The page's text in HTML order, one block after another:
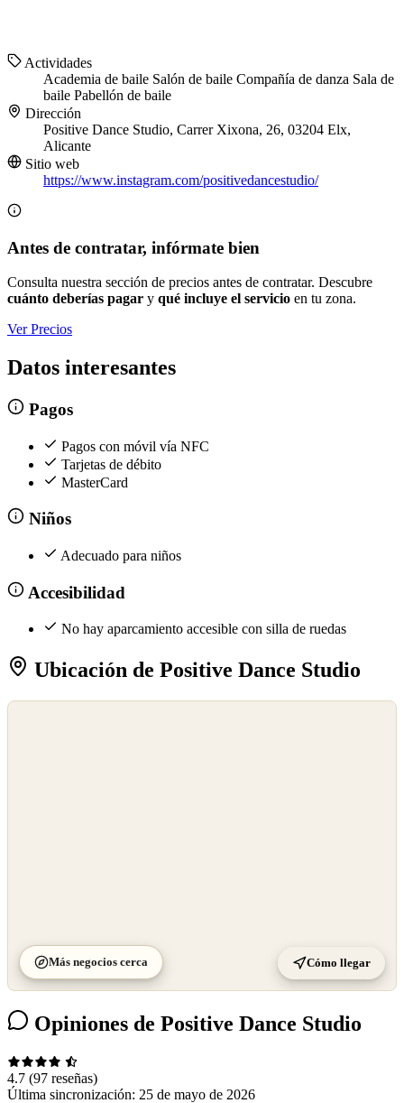
Actividades
Academia de baile Salón de baile Compañía de danza Sala de
baile Pabellón de baile
Dirección
Positive Dance Studio, Carrer Xixona, 26, 03204 Elx,
Alicante
Sitio web
https://www.instagram.com/positivedancestudio/
Antes de contratar, infórmate bien
Consulta nuestra sección de precios antes de contratar. Descubre
cuánto deberías pagar y qué incluye el servicio en tu zona.
Ver Precios
Datos interesantes
Pagos
Pagos con móvil vía NFC
Tarjetas de débito
MasterCard
Niños
Adecuado para niños
Accesibilidad
No hay aparcamiento accesible con silla de ruedas
Ubicación de Positive Dance Studio
Más negocios cerca Cómo llegar
Opiniones de Positive Dance Studio
4.7 (97 reseñas)
Última sincronización: 25 de mayo de 2026